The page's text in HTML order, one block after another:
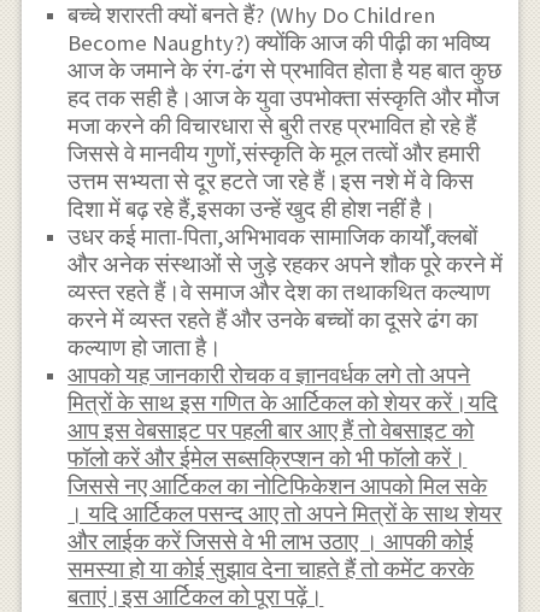
बच्चे शरारती क्यों बनते हैं? (Why Do Children
Become Naughty?) क्योंकि आज की पीढ़ी का भविष्य
आज के जमाने के रंग-ढंग से प्रभावित होता है यह बात कुछ
हद तक सही है।आज के युवा उपभोक्ता संस्कृति और मौज
मजा करने की विचारधारा से बुरी तरह प्रभावित हो रहे हैं
जिससे वे मानवीय गुणों,संस्कृति के मूल तत्वों और हमारी
उत्तम सभ्यता से दूर हटते जा रहे हैं।इस नशे में वे किस
दिशा में बढ़ रहे हैं,इसका उन्हें खुद ही होश नहीं है।
उधर कई माता-पिता,अभिभावक सामाजिक कार्यों,क्लबों
और अनेक संस्थाओं से जुड़े रहकर अपने शौक पूरे करने में
व्यस्त रहते हैं।वे समाज और देश का तथाकथित कल्याण
करने में व्यस्त रहते हैं और उनके बच्चों का दूसरे ढंग का
कल्याण हो जाता है।
आपको यह जानकारी रोचक व ज्ञानवर्धक लगे तो अपने
मित्रों के साथ इस गणित के आर्टिकल को शेयर करें।यदि
आप इस वेबसाइट पर पहली बार आए हैं तो वेबसाइट को
फॉलो करें और ईमेल सब्सक्रिप्शन को भी फॉलो करें।
जिससे नए आर्टिकल का नोटिफिकेशन आपको मिल सके
। यदि आर्टिकल पसन्द आए तो अपने मित्रों के साथ शेयर
और लाईक करें जिससे वे भी लाभ उठाए । आपकी कोई
समस्या हो या कोई सुझाव देना चाहते हैं तो कमेंट करके
बताएं।इस आर्टिकल को पूरा पढ़ें।